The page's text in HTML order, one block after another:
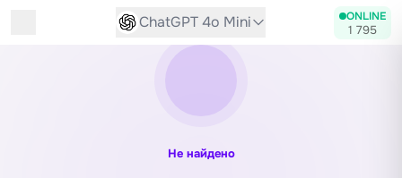
Диалог с нейросетью
ChatGPT 4o Mini ONLINE
1 795
Не найдено